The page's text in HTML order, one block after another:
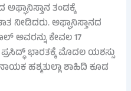
ತಂಡಕ್ಕೆ
ನೀಡಿದರು. ಅಫ್ಘಾನಿಸ್ತಾನದ
ಅವರನ್ನು ಕೇವಲ 17
ಭಾರತಕ್ಕೆ ಮೊದಲ ಯಶಸ್ಸು
ಹಶ್ಮತುಲ್ಲಾ ಶಾಹಿದಿ ಕೂಡ